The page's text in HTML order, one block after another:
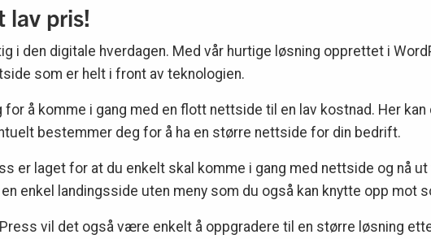
pris!
i den digitale hverdagen. Med vår hurtige løsning opprettet i
som er helt i front av teknologien.
å komme i gang med en flott nettside til en lav kostnad. Her kan
bestemmer deg for å ha en større nettside for din bedrift.
er laget for at du enkelt skal komme i gang med nettside og nå
enkel landingsside uten meny som du også kan knytte opp mot
vil det også være enkelt å oppgradere til en større løsning